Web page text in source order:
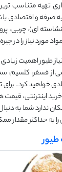
تهیه متناسب
صرفه و اقتصادی
ای)،
مورد نیاز را در
طیور اهمیت
فسفر، کلسیم،
خواهید کرد. برای
خرید اینترنتی،
ندارد شما به
حداکثر مقدار
طیور